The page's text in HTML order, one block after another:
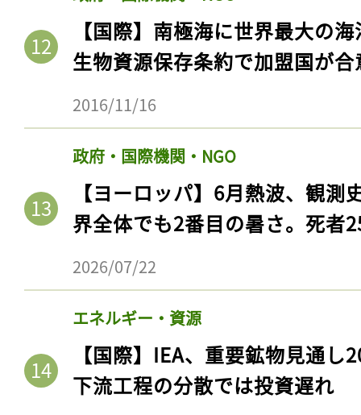
【国際】南極海に世界最大の
生物資源保存条約で加盟国が合
2016/11/16
政府・国際機関・NGO
【ヨーロッパ】6月熱波、観
界全体でも2番目の暑さ。死者
2026/07/22
エネルギー・資源
【国際】IEA、重要鉱物見通
下流工程の分散では投資遅れ
記事をお気に入りに
ログインが必